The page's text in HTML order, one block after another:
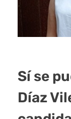
Sí se
Díaz